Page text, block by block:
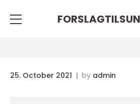
25. October 2021 by admin